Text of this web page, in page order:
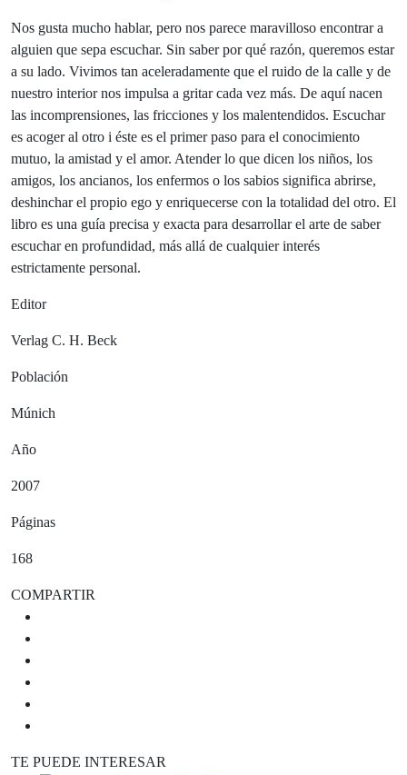
Nos gusta mucho hablar, pero nos parece maravilloso encontrar a
alguien que sepa escuchar. Sin saber por qué razón, queremos estar
a su lado. Vivimos tan aceleradamente que el ruido de la calle y de
nuestro interior nos impulsa a gritar cada vez más. De aquí nacen
las incomprensiones, las fricciones y los malentendidos. Escuchar
es acoger al otro i éste es el primer paso para el conocimiento
mutuo, la amistad y el amor. Atender lo que dicen los niños, los
amigos, los ancianos, los enfermos o los sabios significa abrirse,
deshinchar el propio ego y enriquecerse con la totalidad del otro. El
libro es una guía precisa y exacta para desarrollar el arte de saber
escuchar en profundidad, más allá de cualquier interés
estrictamente personal.
Editor
Verlag C. H. Beck
Población
Múnich
Año
2007
Páginas
168
COMPARTIR
TE PUEDE INTERESAR